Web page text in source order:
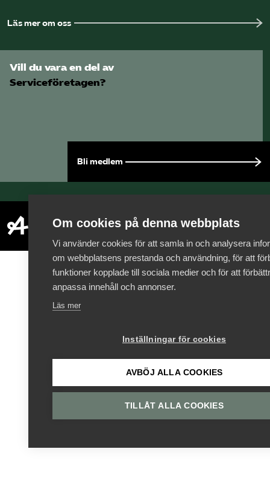
Läs mer om oss
Vill du vara en del av
Serviceföretagen?
Bli medlem
Om cookies på denna webbplats
Vi använder cookies för att samla in och analysera
om webbplatsens prestanda och användning, för att
funktioner kopplade till sociala medier och för att
anpassa innehåll och annonser.
Läs mer
Inställningar för cookies
AVBÖJ ALLA COOKIES
TILLÅT ALLA COOKIES